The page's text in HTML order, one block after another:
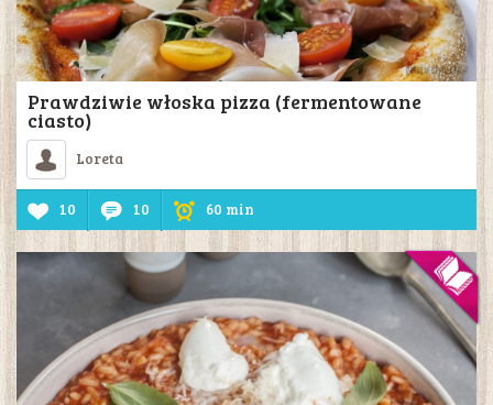
Prawdziwie włoska pizza (fermentowane
ciasto)
Loreta
10 10 60 min